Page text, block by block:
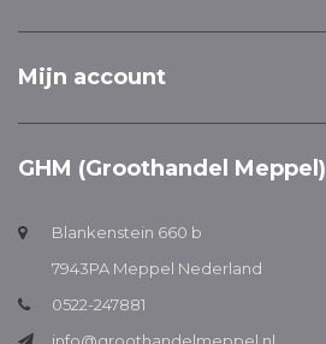
Mijn account
GHM (Groothandel Meppel)
Blankenstein 660 b
7943PA Meppel Nederland
0522-247881